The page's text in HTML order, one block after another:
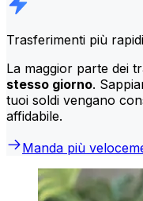
Trasferimenti più rapidi
La maggior parte dei
stesso giorno.
tuoi soldi vengano
affidabile.
Manda più